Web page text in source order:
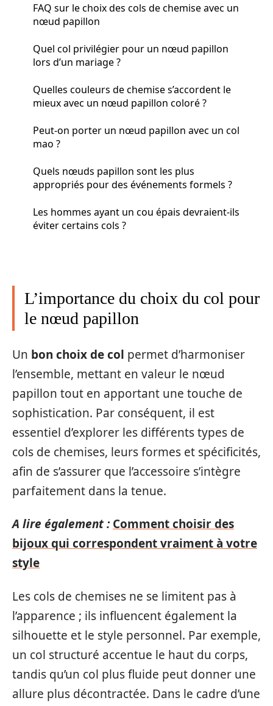
FAQ sur le choix des cols de chemise avec un
nœud papillon
Quel col privilégier pour un nœud papillon
lors d’un mariage ?
Quelles couleurs de chemise s’accordent le
mieux avec un nœud papillon coloré ?
Peut-on porter un nœud papillon avec un col
mao ?
Quels nœuds papillon sont les plus
appropriés pour des événements formels ?
Les hommes ayant un cou épais devraient-ils
éviter certains cols ?
L’importance du choix du col pour
le nœud papillon
Un bon choix de col permet d’harmoniser
l’ensemble, mettant en valeur le nœud
papillon tout en apportant une touche de
sophistication. Par conséquent, il est
essentiel d’explorer les différents types de
cols de chemises, leurs formes et spécificités,
afin de s’assurer que l’accessoire s’intègre
parfaitement dans la tenue.
A lire également : Comment choisir des
bijoux qui correspondent vraiment à votre
style
Les cols de chemises ne se limitent pas à
l’apparence ; ils influencent également la
silhouette et le style personnel. Par exemple,
un col structuré accentue le haut du corps,
tandis qu’un col plus fluide peut donner une
allure plus décontractée. Dans le cadre d’une